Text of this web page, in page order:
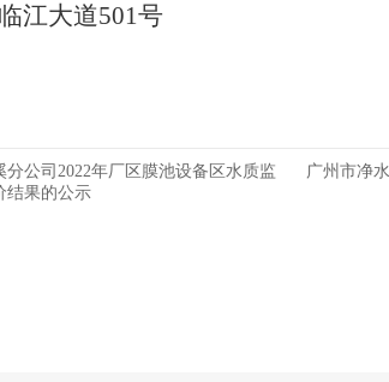
江大道501号
公司2022年厂区膜池设备区水质监
结果的公示
广州市净